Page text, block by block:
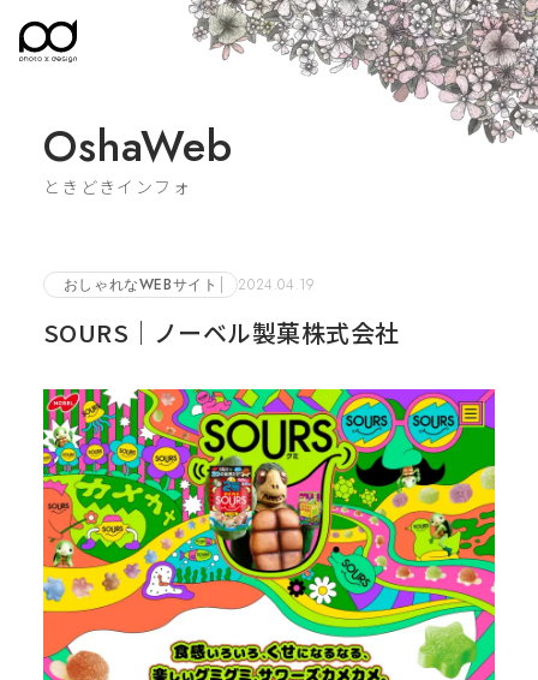
OshaWeb
ときどきインフォ
おしゃれなWEBサイト 2024.04.19
SOURS｜ノーベル製菓株式会社